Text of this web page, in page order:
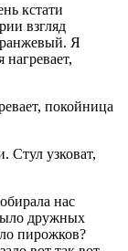
кстати
взгляд
Я
покойница
Стул узковат,
нас
дружных
пирожков?